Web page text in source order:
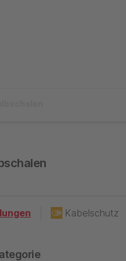
Kabelschutz